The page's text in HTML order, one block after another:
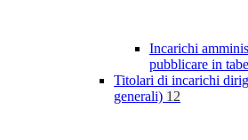
Incarichi
pubblicare in
Titolari di incarichi
generali) 12